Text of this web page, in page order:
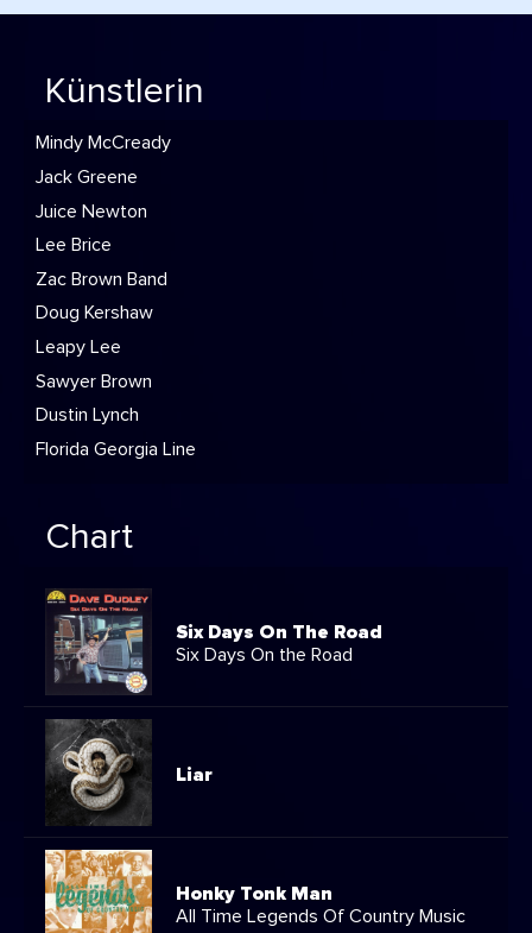
Künstlerin
Mindy McCready
Jack Greene
Juice Newton
Lee Brice
Zac Brown Band
Doug Kershaw
Leapy Lee
Sawyer Brown
Dustin Lynch
Florida Georgia Line
Chart
Six Days On The Road
Six Days On the Road
Liar
Honky Tonk Man
All Time Legends Of Country Music